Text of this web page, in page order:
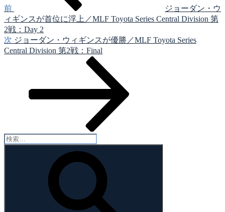
ゲ
ー
シ
ョ
前
ジョーダン・ウ
ィギンスが首位に浮上／MLF Toyota Series Central Division 第
2戦：Day 2
次
の
次 ジョーダン・ウィギンスが優勝／MLF Toyota Series
Central Division 第2戦：Final
検